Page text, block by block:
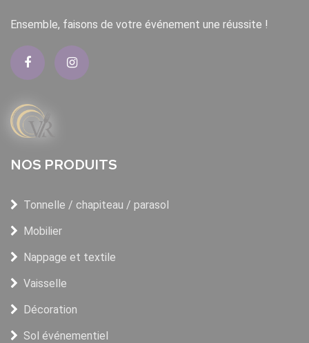
Ensemble, faisons de votre événement une réussite !
NOS PRODUITS
Tonnelle / chapiteau / parasol
Mobilier
Nappage et textile
Vaisselle
Décoration
Sol événementiel